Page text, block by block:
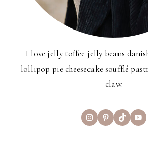
I love jelly toffee jelly beans
lollipop pie cheesecake soufflé
claw.
InstagramPinterest
TikTok